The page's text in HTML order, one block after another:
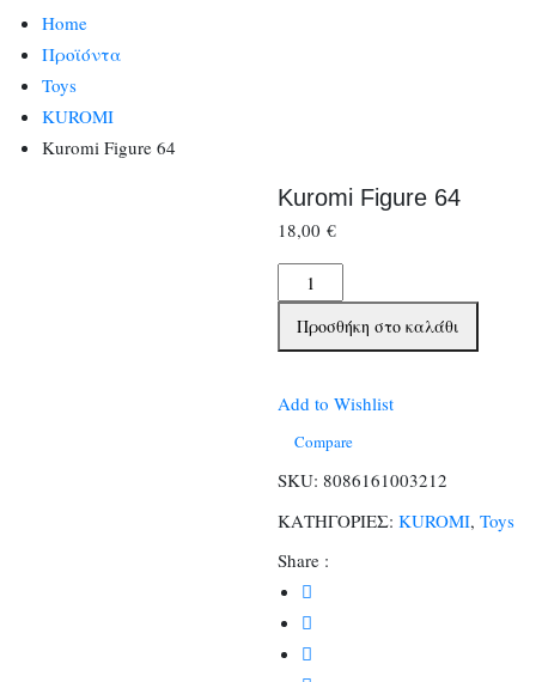
Home
Προϊόντα
Toys
KUROMI
Kuromi Figure 64
Kuromi Figure 64
18,00€
Kuromi
Figure
Προσθήκη στο καλάθι
Add to Wishlist
Compare
SKU: 8086161003212
ΚΑΤΗΓΟΡΙΕΣ: KUROMI,Toys
Share :